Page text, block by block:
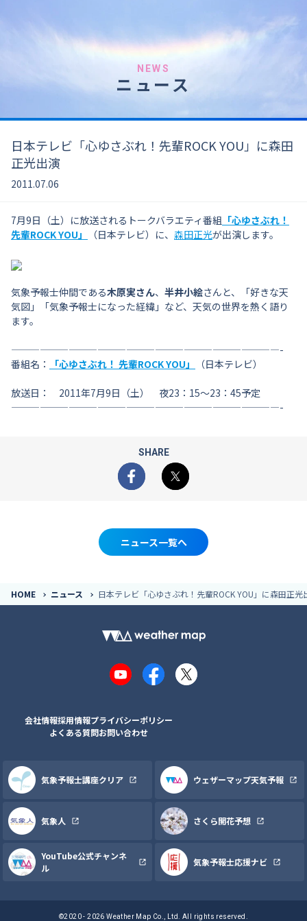
NEWS
ニュース
日本テレビ「心ゆさぶれ！先輩ROCK YOU」に森田
正光出演
2011.07.06
7月9日（土）に放送されるトークバラエティ番組 「心ゆさぶれ！
先輩ROCK YOU」
（日本テレビ）に、 森田正光が出演します。
気象予報士仲間である木原実さん、 半井小絵さんと、「好きな天
気図」「気象予報士になった経緯」など、天気の世界を熱く語り
ます。
————————————————————————————-
番組名：
「心ゆさぶれ！ 先輩ROCK YOU」 （日本テレビ）
放送日： 2011年7月9日（土） 夜23：15〜23：45予定
————————————————————————————-
SHARE
Facebook
X
ニュース一覧へ
HOME ニュース 日本テレビ「心ゆさぶれ！先輩ROCK YOU」に森田正光
YouTubeFacebook
X
会社情報採用情報プライバシーポリシー
よくある質問お問い合わせ
気象予報士講座クリア ウェザーマップ天気予報
気象人 さくら開花予想
YouTube公式チャンネ
ル
気象予報士応援ナビ
©2020 - 2026 Weather Map Co., Ltd. All rights reserved.